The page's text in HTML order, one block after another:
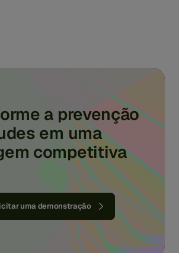
a prevenção
em uma
competitiva
uma demonstração